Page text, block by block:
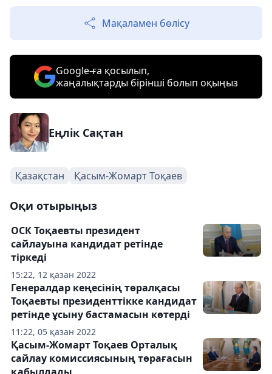
Мақаламен бөлісу
Google-ға қосылып,
жаңалықтарды бірінші болып оқыңыз
Еңлік Сақтан
Қазақстан Қасым-Жомарт Тоқаев
Оқи отырыңыз
15:22, 12 қазан 2022
ОСК Тоқаевты президент
сайлауына кандидат ретінде
тіркеді
11:22, 05 қазан 2022
Генералдар кеңесінің төралқасы
Тоқаевты президенттікке кандидат
ретінде ұсыну бастамасын көтерді
Қасым-Жомарт Тоқаев Орталық
сайлау комиссиясының төрағасын
қабылдады